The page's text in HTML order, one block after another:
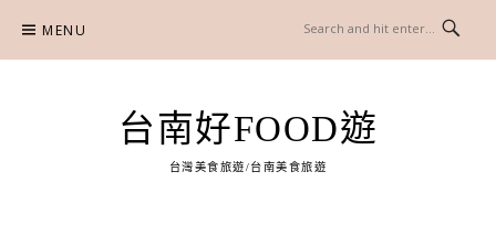
content
MENU
台南好FOOD遊
台灣美食旅遊/台南美食旅遊